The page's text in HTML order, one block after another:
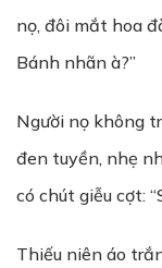
nọ, đôi mắt hoa
Bánh nhãn à?”
Người nọ không
đen tuyền, nhẹ
có chút giễu cợt:
Thiếu niên áo